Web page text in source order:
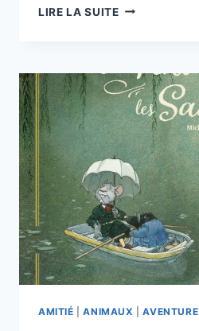
LIRE LA SUITEOUSTE
RENGOT,
PLUMAPI,
MINE
EDITION
AMITIÉ |ANIMAUX |AVENTURE